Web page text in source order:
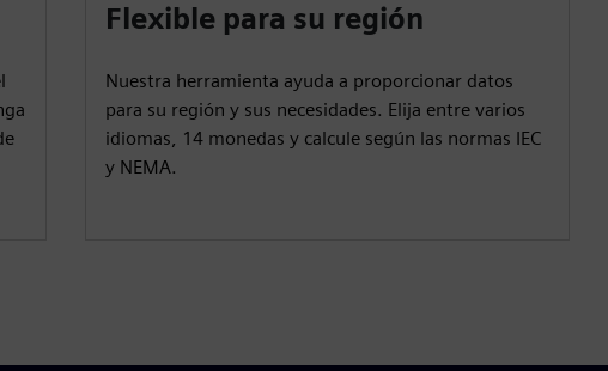
Flexible para su región
Nuestra herramienta ayuda a proporcionar datos
para su región y sus necesidades. Elija entre varios
idiomas, 14 monedas y calcule según las normas IEC
y NEMA.